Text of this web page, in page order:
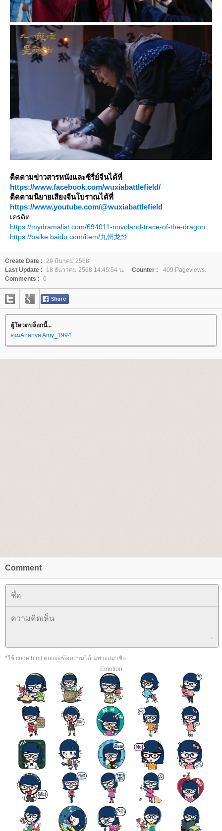
ติดตามข่าวสารหนังและซีรี่ย์จีนได้ที่
https://www.facebook.com/wuxiabattlefield/
ติดตามนิยายเสียงจีนโบราณได้ที่
https://www.youtube.com/@wuxiabattlefield
เครดิต
https://mydramalist.com/694011-novoland-trace-of-the-dragon
https://baike.baidu.com/item/九州龙悸
Create Date :
29 มีนาคม 2568
Last Update :
18 ธันวาคม 2568 14:45:54 น. Counter :
409 Pageviews.
Comments : 0
ผู้โหวตบล็อกนี้...
คุณAnanya Amy_1994
Comment
*ใช้ code html ตกแต่งข้อความได้เฉพาะสมาชิก
Emotion